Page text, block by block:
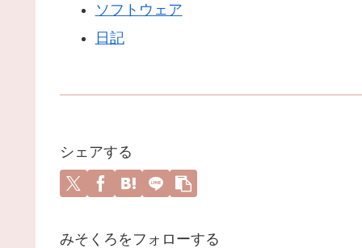
ソフトウェア
日記
シェアする
みそくろをフォローする